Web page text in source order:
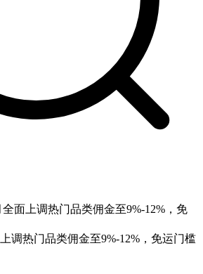
全面上调热门品类佣金至9%-12%，免
调热门品类佣金至9%-12%，免运门槛